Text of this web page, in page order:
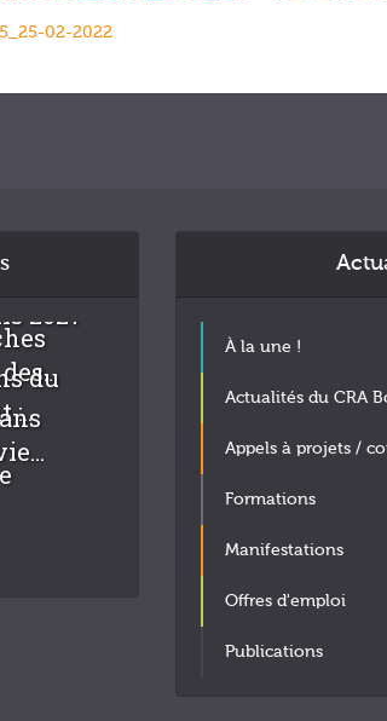
02-2022
2027
du
:...
À la une !
Actualités du CRA
Appels à projets /
Formations
Manifestations
Offres d'emploi
Publications